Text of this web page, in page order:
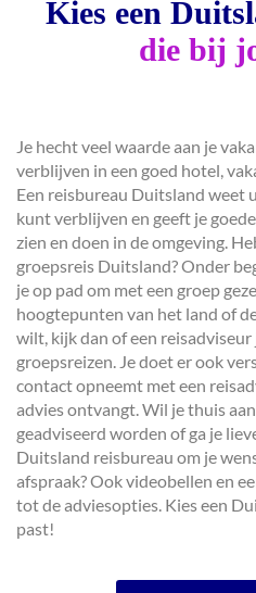
Kies een
die bij
Je hecht veel waarde aan je
verblijven in een goed hotel,
Een reisbureau Duitsland weet
kunt verblijven en geeft je
zien en doen in de omgeving.
groepsreis Duitsland? Onder
je op pad om met een groep
hoogtepunten van het land of
wilt, kijk dan of een
groepsreizen. Je doet er ook
contact opneemt met een
advies ontvangt. Wil je thuis
geadviseerd worden of ga je
Duitsland reisbureau om je
afspraak? Ook videobellen en
tot de adviesopties. Kies een
past!